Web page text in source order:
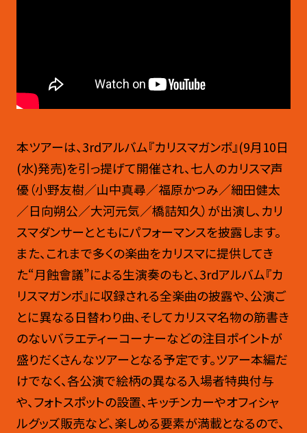
本ツアーは、3rdアルバム『カリスマガンボ』(9月10日
(水)発売)を引っ提げて開催され、七人のカリスマ声
優（小野友樹／山中真尋／福原かつみ／細田健太
／日向朔公／大河元気／橋詰知久）が出演し、カリ
スマダンサーとともにパフォーマンスを披露します。
また、これまで多くの楽曲をカリスマに提供してき
た“月蝕會議”による生演奏のもと、3rdアルバム『カ
リスマガンボ』に収録される全楽曲の披露や、公演ご
とに異なる日替わり曲、そしてカリスマ名物の筋書き
のないバラエティーコーナーなどの注目ポイントが
盛りだくさんなツアーとなる予定です。ツアー本編だ
けでなく、各公演で絵柄の異なる入場者特典付与
や、フォトスポットの設置、キッチンカーやオフィシャ
ルグッズ販売など、楽しめる要素が満載となるので、